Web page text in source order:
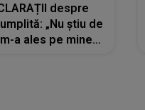
despre
„Nu știu de
a ales pe mine.